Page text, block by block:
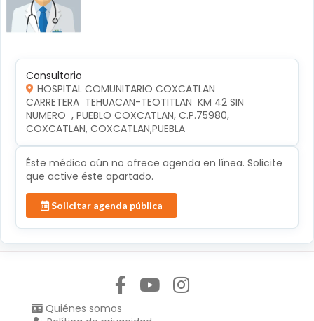
Consultorio
HOSPITAL COMUNITARIO COXCATLAN
CARRETERA  TEHUACAN-TEOTITLAN  KM 42 SIN
NUMERO  , PUEBLO COXCATLAN, C.P.75980,
COXCATLAN, COXCATLAN,PUEBLA
Éste médico aún no ofrece agenda en línea. Solicite
que active éste apartado.
Solicitar agenda pública
Quiénes somos